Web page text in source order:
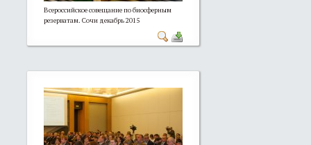
Всероссийское совещание по биосферным
резерватам. Сочи декабрь 2015